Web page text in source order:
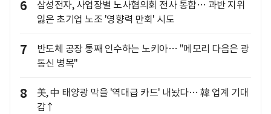
6
삼성전자, 사업장별 노사협의회 전사 통합… 과반 지위
잃은 초기업 노조 '영향력 만회' 시도
7
반도체 공장 통째 인수하는 노키아… "메모리 다음은 광
통신 병목"
8
美, 中 태양광 막을 '역대급 카드' 내놨다… 韓 업계 기대
감↑